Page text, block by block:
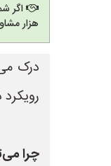
اگر
هزار
درک
چرا